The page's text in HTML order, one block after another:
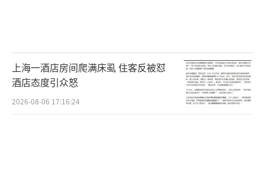
上海一酒店房间爬满床虱 住客反被怼
酒店态度引众怒
2026-08-06 17:16:24